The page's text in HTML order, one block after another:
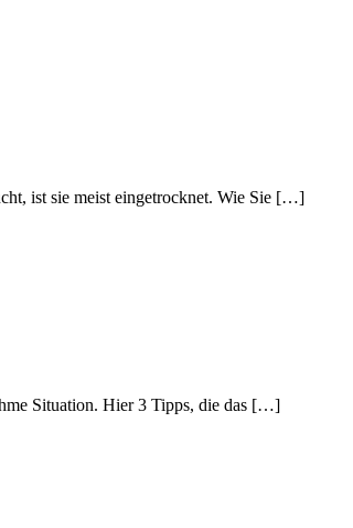
ist sie meist eingetrocknet. Wie Sie […]
Situation. Hier 3 Tipps, die das […]